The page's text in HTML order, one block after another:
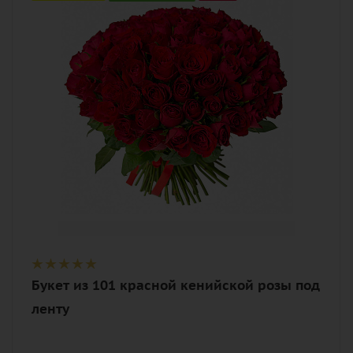
алый, бордовый, красный, чайный
Описание
роза, лента
Букет из 101 красной кенийской розы под
ленту